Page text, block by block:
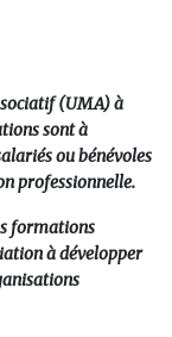
(UMA) à
sont à
ou bénévoles
professionnelle.
formations
à développer